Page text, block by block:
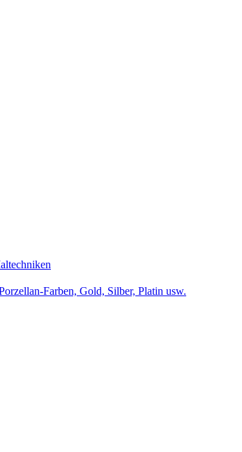
Farben, Gold, Silber, Platin usw.